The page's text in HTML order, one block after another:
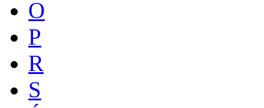
O
P
R
S